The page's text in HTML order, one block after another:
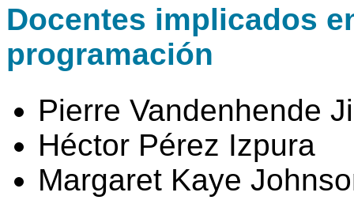
Docentes implicados
programación
Pierre Vandenhende
Héctor Pérez Izpura
Margaret Kaye